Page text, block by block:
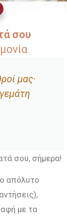
σου
μας·
σου, σήμερα!
απόλυτο
με τα